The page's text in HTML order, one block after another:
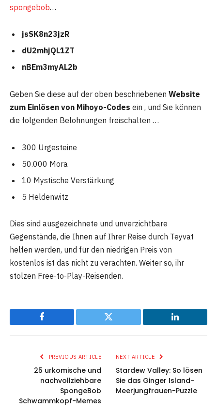
spongebob…
jsSK8n23jzR
dU2mhjQL1ZT
nBEm3myAL2b
Geben Sie diese auf der oben beschriebenen Website
zum Einlösen von Mihoyo-Codes ein , und Sie können
die folgenden Belohnungen freischalten …
300 Urgesteine
50.000 Mora
10 Mystische Verstärkung
5 Heldenwitz
Dies sind ausgezeichnete und unverzichtbare
Gegenstände, die Ihnen auf Ihrer Reise durch Teyvat
helfen werden, und für den niedrigen Preis von
kostenlos ist das nicht zu verachten. Weiter so, ihr
stolzen Free-to-Play-Reisenden.
Facebook Twitter LinkedIn
PREVIOUS ARTICLE
25 urkomische und
nachvollziehbare
SpongeBob
Schwammkopf-Memes
NEXT ARTICLE
Stardew Valley: So lösen
Sie das Ginger Island-
Meerjungfrauen-Puzzle